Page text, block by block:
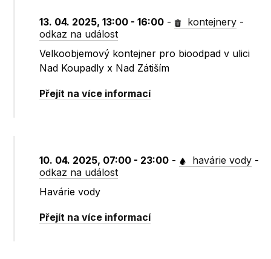
13. 04. 2025, 13:00 - 16:00 - kontejnery -
odkaz na událost
Velkoobjemový kontejner pro bioodpad v ulici
Nad Koupadly x Nad Zátiším
Přejít na více informací
10. 04. 2025, 07:00 - 23:00 - havárie vody -
odkaz na událost
Havárie vody
Přejít na více informací